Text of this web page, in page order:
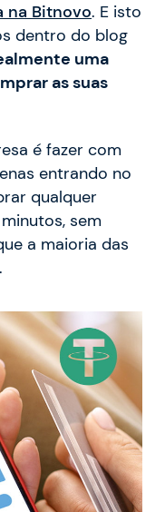
na Bitnovo. E isto
dentro do blog
uma
as suas
é fazer com
entrando no
qualquer
sem
a maioria das